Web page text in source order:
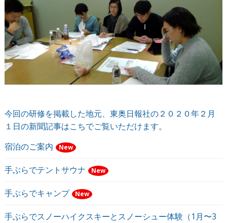
今回の研修を掲載した地元、東奥日報社の２０２０年２月
１日の新聞記事はこちでご覧いただけます。
宿泊のご案内
New
手ぶらでテントサウナ New
手ぶらでキャンプ New
手ぶらでスノーハイクスキーとスノーシュー体験（1月〜3